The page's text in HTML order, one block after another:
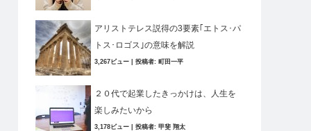
アリストテレス説得の3要素｢エトス･パ
トス･ロゴス｣の意味を解説
3,267ビュー 投稿者: 町田一平
２０代で起業したきっかけは、人生を
楽しみたいから
3,178ビュー 投稿者: 甲斐 翔太